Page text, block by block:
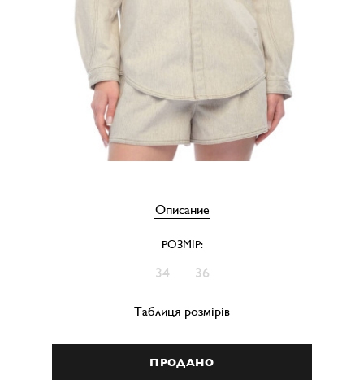
Описание
РОЗМІР:
34 36
Таблиця розмірів
ПРОДАНО